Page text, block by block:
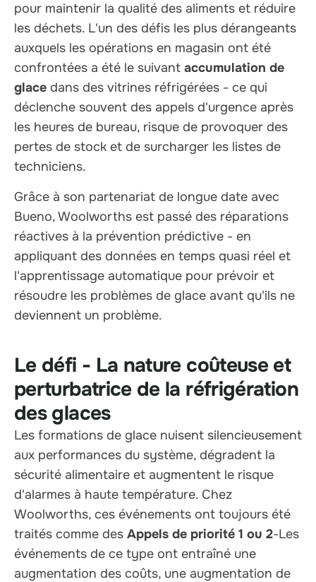
pour maintenir la qualité des aliments et réduire
les déchets. L'un des défis les plus dérangeants
auxquels les opérations en magasin ont été
confrontées a été le suivant accumulation de
glace dans des vitrines réfrigérées - ce qui
déclenche souvent des appels d'urgence après
les heures de bureau, risque de provoquer des
pertes de stock et de surcharger les listes de
techniciens.
Grâce à son partenariat de longue date avec
Bueno, Woolworths est passé des réparations
réactives à la prévention prédictive - en
appliquant des données en temps quasi réel et
l'apprentissage automatique pour prévoir et
résoudre les problèmes de glace avant qu'ils ne
deviennent un problème.
Le défi - La nature coûteuse et
perturbatrice de la réfrigération
des glaces
Les formations de glace nuisent silencieusement
aux performances du système, dégradent la
sécurité alimentaire et augmentent le risque
d'alarmes à haute température. Chez
Woolworths, ces événements ont toujours été
traités comme des Appels de priorité 1 ou 2-Les
événements de ce type ont entraîné une
augmentation des coûts, une augmentation de